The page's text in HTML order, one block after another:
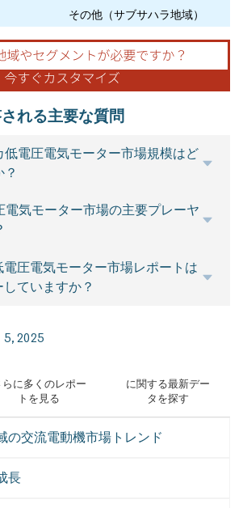
その他（サブサハラ地域）
れる主要な質問
低電圧電気モーター市場規模はど
電気モーター市場の主要プレーヤ
電圧電気モーター市場レポートは
ていますか？
5, 2025
らに多くのレポー
トを見る
に関する最新デー
タを探す
の交流電動機市場トレンド
長